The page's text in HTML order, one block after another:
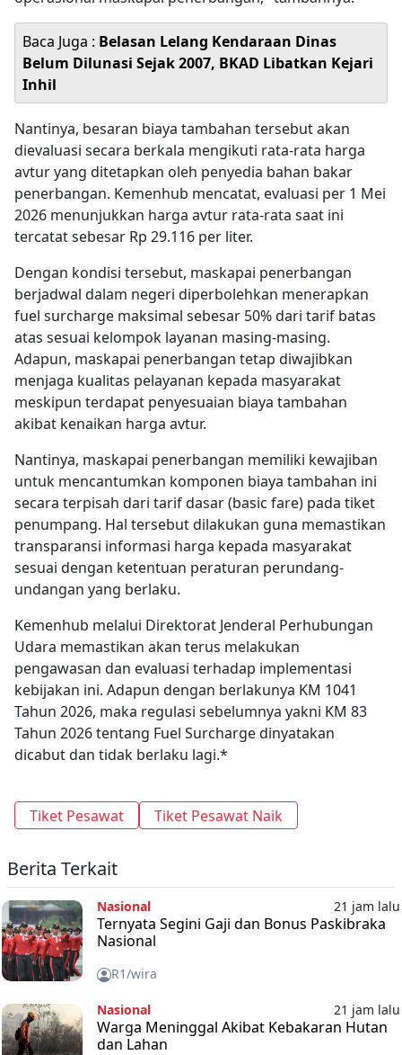
Baca Juga : Belasan Lelang Kendaraan Dinas
Belum Dilunasi Sejak 2007, BKAD Libatkan Kejari
Inhil
Nantinya, besaran biaya tambahan tersebut akan
dievaluasi secara berkala mengikuti rata-rata harga
avtur yang ditetapkan oleh penyedia bahan bakar
penerbangan. Kemenhub mencatat, evaluasi per 1 Mei
2026 menunjukkan harga avtur rata-rata saat ini
tercatat sebesar Rp 29.116 per liter.
Dengan kondisi tersebut, maskapai penerbangan
berjadwal dalam negeri diperbolehkan menerapkan
fuel surcharge maksimal sebesar 50% dari tarif batas
atas sesuai kelompok layanan masing-masing.
Adapun, maskapai penerbangan tetap diwajibkan
menjaga kualitas pelayanan kepada masyarakat
meskipun terdapat penyesuaian biaya tambahan
akibat kenaikan harga avtur.
Nantinya, maskapai penerbangan memiliki kewajiban
untuk mencantumkan komponen biaya tambahan ini
secara terpisah dari tarif dasar (basic fare) pada tiket
penumpang. Hal tersebut dilakukan guna memastikan
transparansi informasi harga kepada masyarakat
sesuai dengan ketentuan peraturan perundang-
undangan yang berlaku.
Kemenhub melalui Direktorat Jenderal Perhubungan
Udara memastikan akan terus melakukan
pengawasan dan evaluasi terhadap implementasi
kebijakan ini. Adapun dengan berlakunya KM 1041
Tahun 2026, maka regulasi sebelumnya yakni KM 83
Tahun 2026 tentang Fuel Surcharge dinyatakan
dicabut dan tidak berlaku lagi.*
Tiket Pesawat Tiket Pesawat Naik
Berita Terkait
Nasional 21 jam lalu
Ternyata Segini Gaji dan Bonus Paskibraka
Nasional
R1/wira
Nasional 21 jam lalu
Warga Meninggal Akibat Kebakaran Hutan
dan Lahan